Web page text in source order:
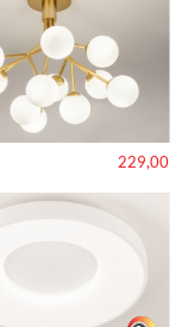
229,00